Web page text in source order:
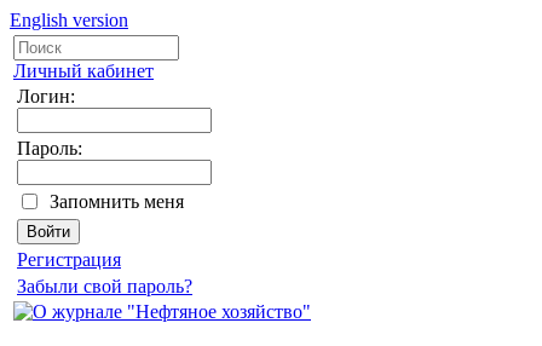
English version
Личный кабинет
Логин:
Пароль:
Запомнить меня
Регистрация
Забыли свой пароль?